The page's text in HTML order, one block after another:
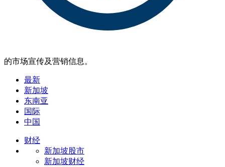
的市场宣传及营销信息。
最新
新加坡
东南亚
国际
中国
财经
新加坡股市
新加坡财经